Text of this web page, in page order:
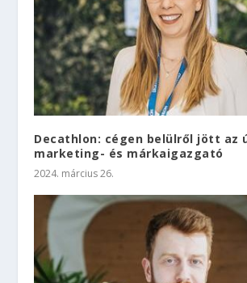
Decathlon: cégen belülről jött az
marketing- és márkaigazgató
2024. március 26.